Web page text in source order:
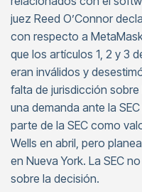
juez Reed O’Connor
con respecto a
que los artículos 1, 2 y 3
eran inválidos y
falta de jurisdicción
una demanda ante la
parte de la SEC como
Wells en abril, pero
en Nueva York. La SEC
sobre la decisión.